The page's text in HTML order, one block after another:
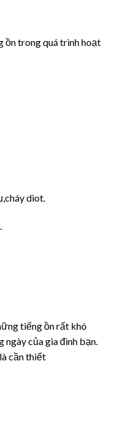
ồn trong quá trình hoạt
diot.
tiếng ồn rất khó
ngày của gia đình bạn.
cần thiết